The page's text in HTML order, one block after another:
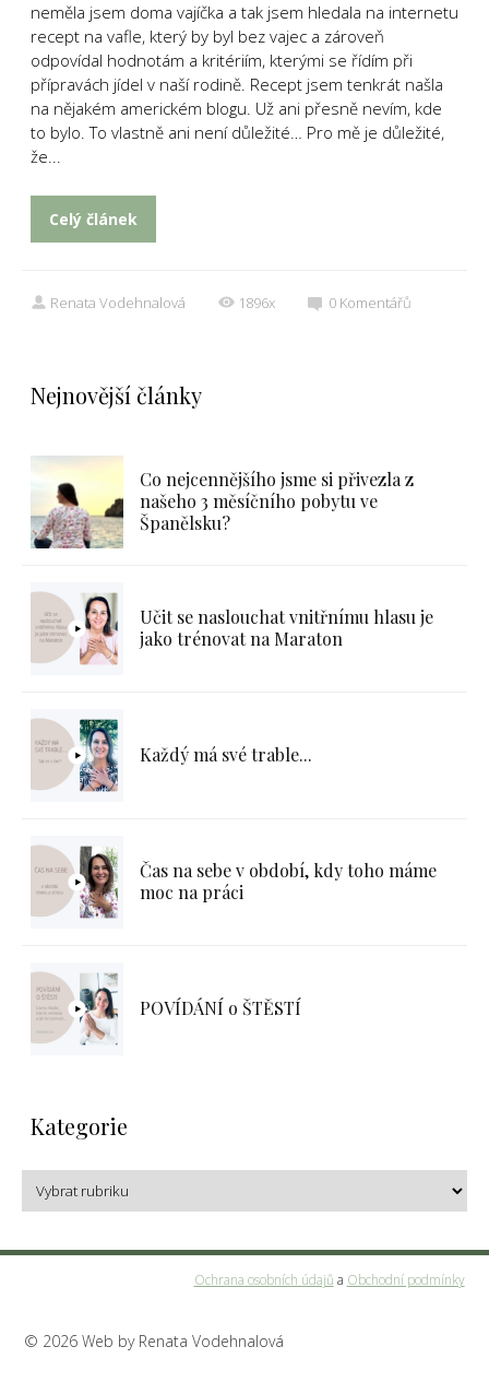
neměla jsem doma vajíčka a tak jsem hledala na internetu
recept na vafle, který by byl bez vajec a zároveň
odpovídal hodnotám a kritériím, kterými se řídím při
přípravách jídel v naší rodině. Recept jsem tenkrát našla
na nějakém americkém blogu. Už ani přesně nevím, kde
to bylo. To vlastně ani není důležité… Pro mě je důležité,
že...
Celý článek
Renata Vodehnalová 1896x 0 Komentářů
Nejnovější články
Co nejcennějšího jsme si přivezla z
našeho 3 měsíčního pobytu ve
Španělsku?
Učit se naslouchat vnitřnímu hlasu je
jako trénovat na Maraton
Každý má své trable...
Čas na sebe v období, kdy toho máme
moc na práci
POVÍDÁNÍ o ŠTĚSTÍ
Kategorie
Ochrana osobních údajů a Obchodní podmínky
© 2026 Web by Renata Vodehnalová